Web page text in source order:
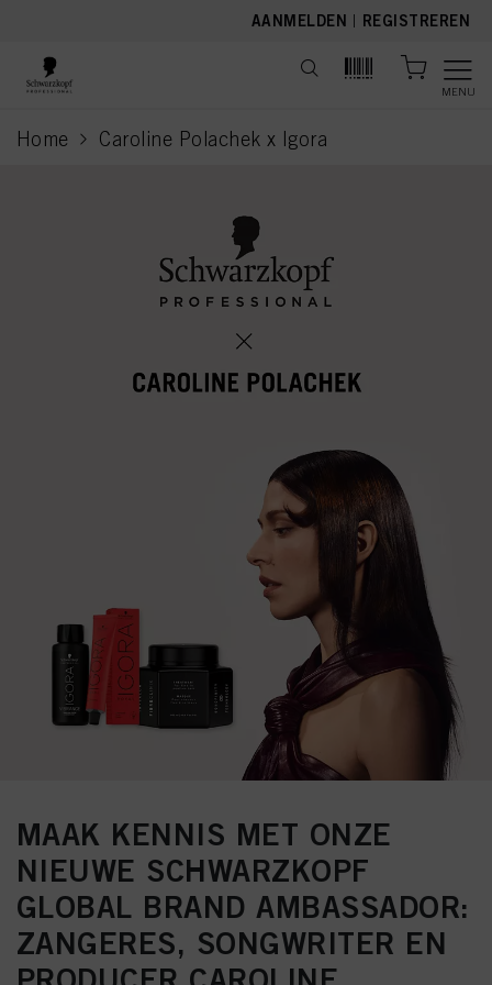
AANMELDEN | REGISTREREN
MENU
Home Caroline Polachek x Igora
current page
MAAK KENNIS MET ONZE
NIEUWE SCHWARZKOPF
GLOBAL BRAND AMBASSADOR:
ZANGERES, SONGWRITER EN